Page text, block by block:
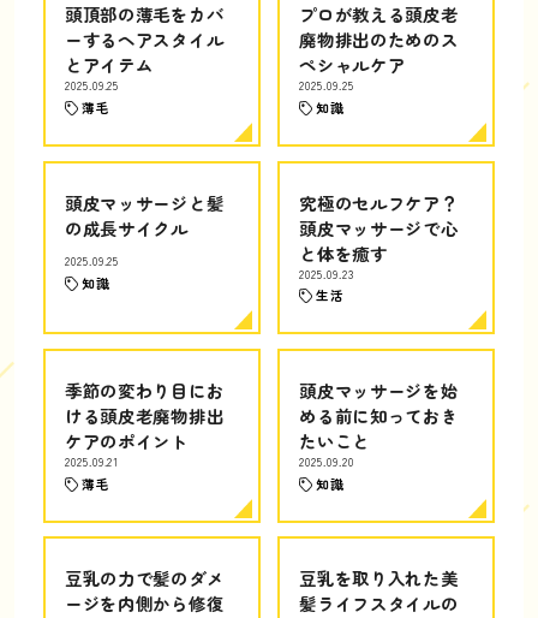
頭頂部の薄毛をカバ
ーするヘアスタイル
とアイテム
2025.09.25
薄毛
プロが教える頭皮老
廃物排出のためのス
ペシャルケア
2025.09.25
知識
頭皮マッサージと髪
の成長サイクル
2025.09.25
知識
究極のセルフケア？
頭皮マッサージで心
と体を癒す
2025.09.23
生活
季節の変わり目にお
ける頭皮老廃物排出
ケアのポイント
2025.09.21
薄毛
頭皮マッサージを始
める前に知っておき
たいこと
2025.09.20
知識
豆乳の力で髪のダメ
ージを内側から修復
豆乳を取り入れた美
髪ライフスタイルの